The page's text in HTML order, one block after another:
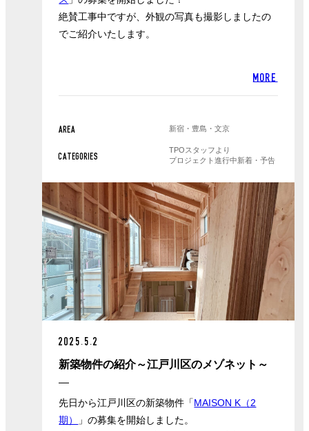
絶賛工事中ですが、外観の写真も撮影しましたの
でご紹介いたします。
MORE
AREA 新宿・豊島・文京
CATEGORIES
TPOスタッフより
プロジェクト進行中新着・予告
2025.5.2
新築物件の紹介～江戸川区のメゾネット～
先日から江戸川区の新築物件「MAISON K（2
期）
」の募集を開始しました。